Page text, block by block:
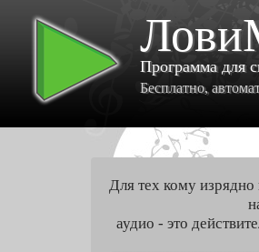
Программа для
Бесплатно,
Для тех кому
аудио - это